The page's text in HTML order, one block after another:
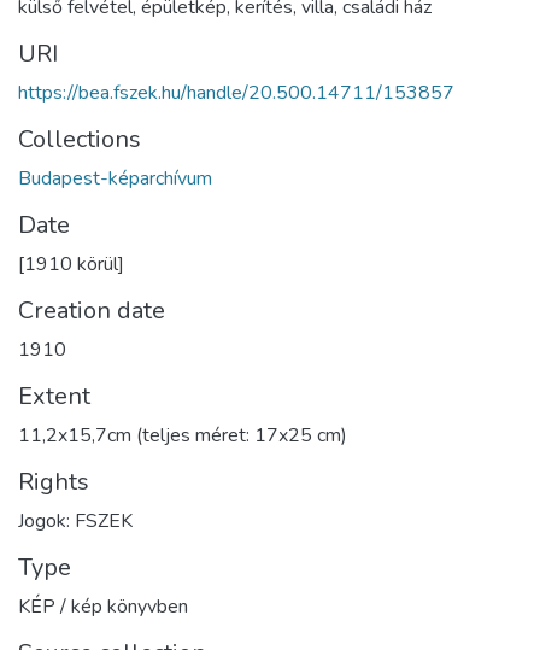
külső felvétel, épületkép, kerítés, villa, családi ház
URI
https://bea.fszek.hu/handle/20.500.14711/153857
Collections
Budapest-képarchívum
Date
[1910 körül]
Creation date
1910
Extent
11,2x15,7cm (teljes méret: 17x25 cm)
Rights
Jogok: FSZEK
Type
KÉP / kép könyvben